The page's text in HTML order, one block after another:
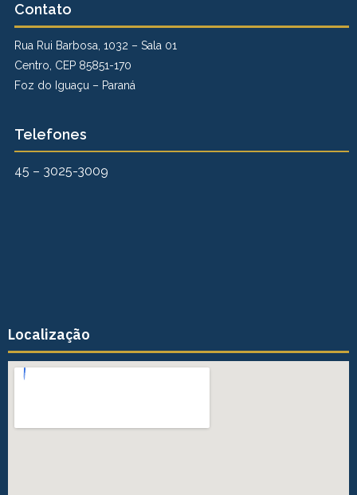
Contato
Rua Rui Barbosa, 1032 – Sala 01
Centro, CEP 85851-170
Foz do Iguaçu – Paraná
Telefones
45 – 3025-3009
Localização